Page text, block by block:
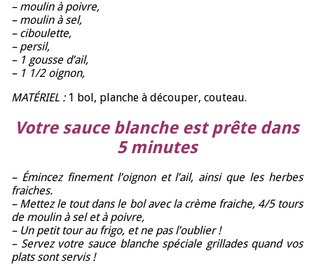
– moulin à poivre,
– moulin à sel,
– ciboulette,
– persil,
– 1 gousse d’ail,
– 1 1/2 oignon,
MATÉRIEL : 1 bol, planche à découper, couteau.
Votre sauce blanche est prête dans
5 minutes
– Émincez finement l’oignon et l’ail, ainsi que les herbes
fraiches.
– Mettez le tout dans le bol avec la crème fraiche, 4/5 tours
de moulin à sel et à poivre,
– Un petit tour au frigo, et ne pas l’oublier !
– Servez votre sauce blanche spéciale grillades quand vos
plats sont servis !